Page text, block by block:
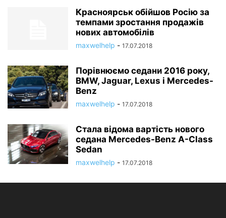
Красноярськ обійшов Росію за
темпами зростання продажів
нових автомобілів
maxwelhelp - 17.07.2018
Порівнюємо седани 2016 року,
BMW, Jaguar, Lexus і Mercedes-
Benz
maxwelhelp - 17.07.2018
Стала відома вартість нового
седана Mercedes-Benz A-Class
Sedan
maxwelhelp - 17.07.2018